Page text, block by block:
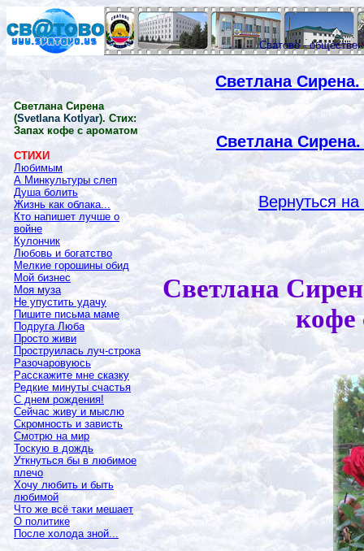
Сватово -
Светлана Сирена
(Svetlana Kotlyar). Стих:
Запах кофе с ароматом
СТИХИ
Любимым
А Минкультуры слеп
Душа болить
Жизнь как облака...
Кто напишет лучше о
войне
Кулончик
Любовь и богатство
Мелкие горошины обид
Мой бизнес
Моя муза
Не упустить удачу
Пишите письма маме
Подруга Люба
Просто живи
Проструилась луч-строка
Разочаровуюсь
Расскажите мне сказку
Редкие минуты счастья
С днем рождения!
Сейчас живу и мыслю
Скромность и зависть
Смотрю на мир
Тоскую в дождь
Уткнуться бы в любимое
плечо
Хочу любить и быть
любимой
Что же всё таки мешает
О политике
После холода зной...
Светлана
Светлана
Вернуться
Светлана
кофе